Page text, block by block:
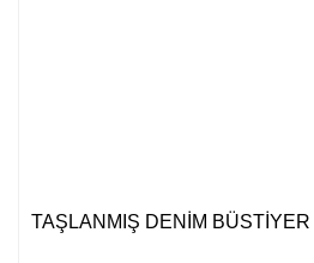
TAŞLANMIŞ DENİM BÜSTİYER